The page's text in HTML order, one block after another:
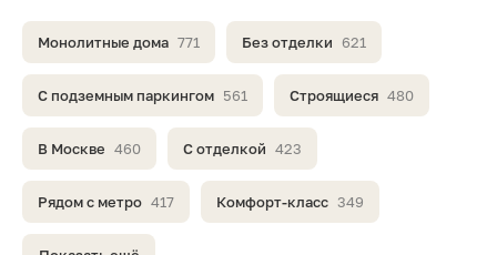
Монолитные дома 771 Без отделки 621
С подземным паркингом 561 Строящиеся 480
В Москве 460 С отделкой 423
Рядом с метро 417 Комфорт-класс 349